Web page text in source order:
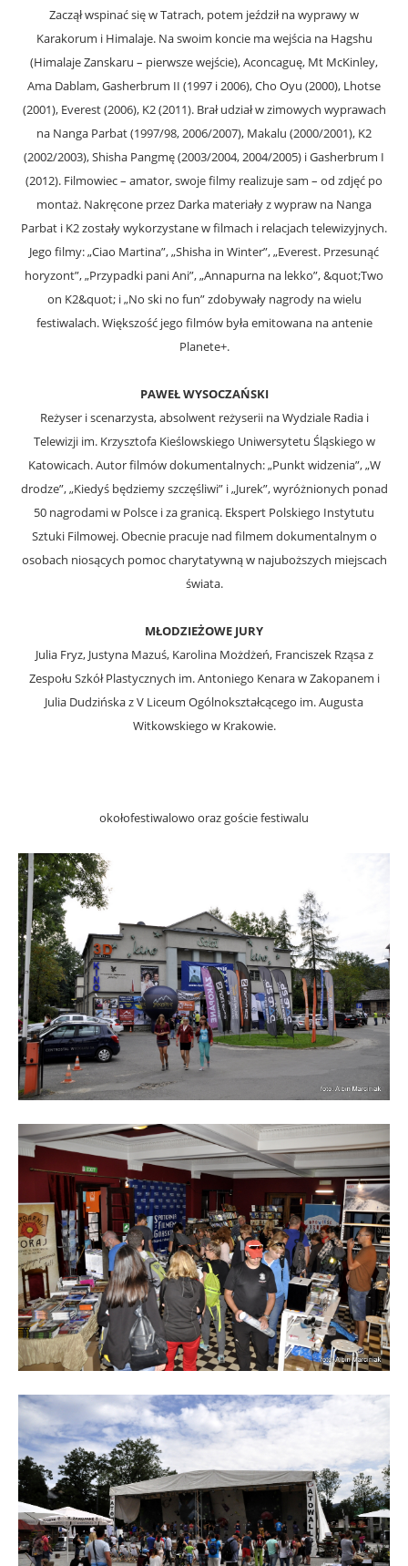
Zaczął wspinać się w Tatrach, potem jeździł na wyprawy w
Karakorum i Himalaje. Na swoim koncie ma wejścia na Hagshu
(Himalaje Zanskaru – pierwsze wejście), Aconcaguę, Mt McKinley,
Ama Dablam, Gasherbrum II (1997 i 2006), Cho Oyu (2000), Lhotse
(2001), Everest (2006), K2 (2011). Brał udział w zimowych wyprawach
na Nanga Parbat (1997/98, 2006/2007), Makalu (2000/2001), K2
(2002/2003), Shisha Pangmę (2003/2004, 2004/2005) i Gasherbrum I
(2012). Filmowiec – amator, swoje filmy realizuje sam – od zdjęć po
montaż. Nakręcone przez Darka materiały z wypraw na Nanga
Parbat i K2 zostały wykorzystane w filmach i relacjach telewizyjnych.
Jego filmy: „Ciao Martina”, „Shisha in Winter”, „Everest. Przesunąć
horyzont”, „Przypadki pani Ani”, „Annapurna na lekko”, &quot;Two
on K2&quot; i „No ski no fun” zdobywały nagrody na wielu
festiwalach. Większość jego filmów była emitowana na antenie
Planete+.
PAWEŁ WYSOCZAŃSKI
Reżyser i scenarzysta, absolwent reżyserii na Wydziale Radia i
Telewizji im. Krzysztofa Kieślowskiego Uniwersytetu Śląskiego w
Katowicach. Autor filmów dokumentalnych: „Punkt widzenia”, „W
drodze”, „Kiedyś będziemy szczęśliwi” i „Jurek”, wyróżnionych ponad
50 nagrodami w Polsce i za granicą. Ekspert Polskiego Instytutu
Sztuki Filmowej. Obecnie pracuje nad filmem dokumentalnym o
osobach niosących pomoc charytatywną w najuboższych miejscach
świata.
MŁODZIEŻOWE JURY
Julia Fryz, Justyna Mazuś, Karolina Możdżeń, Franciszek Rząsa z
Zespołu Szkół Plastycznych im. Antoniego Kenara w Zakopanem i
Julia Dudzińska z V Liceum Ogólnokształcącego im. Augusta
Witkowskiego w Krakowie.
okołofestiwalowo oraz goście festiwalu